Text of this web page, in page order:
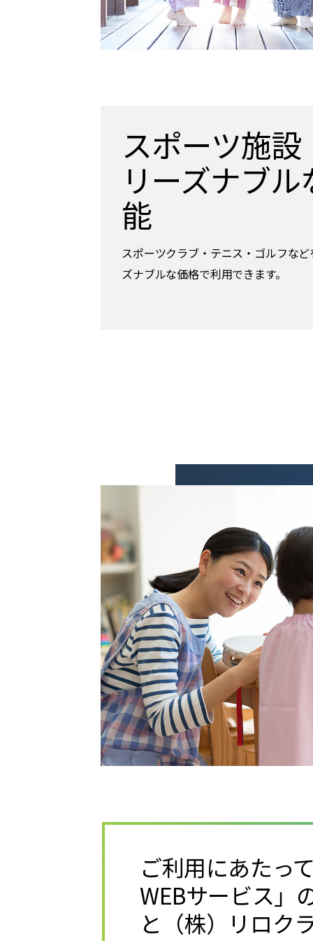
スポーツ施
リーズナブ
能
スポーツクラブ・テニス・ゴルフな
ズナブルな価格で利用できます。
ご利用にあたっ
WEBサービス」
と（株）リロク